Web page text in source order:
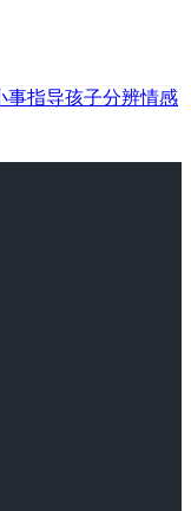
事指导孩子分辨情感